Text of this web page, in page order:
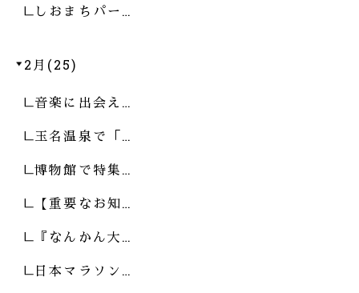
しおまちパー…
2月(25)
音楽に出会え…
玉名温泉で「…
博物館で特集…
【重要なお知…
『なんかん大…
日本マラソン…